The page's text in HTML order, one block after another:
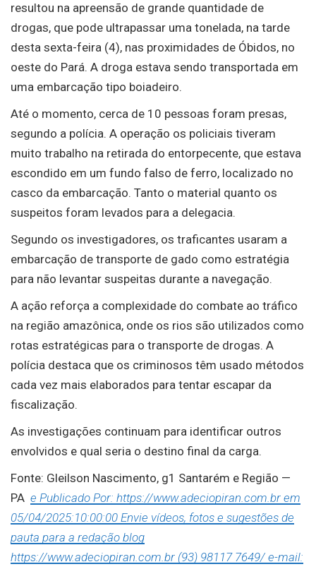
resultou na apreensão de grande quantidade de
drogas, que pode ultrapassar uma tonelada, na tarde
desta sexta-feira (4), nas proximidades de Óbidos, no
oeste do Pará. A droga estava sendo transportada em
uma embarcação tipo boiadeiro.
Até o momento, cerca de 10 pessoas foram presas,
segundo a polícia. A operação os policiais tiveram
muito trabalho na retirada do entorpecente, que estava
escondido em um fundo falso de ferro, localizado no
casco da embarcação. Tanto o material quanto os
suspeitos foram levados para a delegacia.
Segundo os investigadores, os traficantes usaram a
embarcação de transporte de gado como estratégia
para não levantar suspeitas durante a navegação.
A ação reforça a complexidade do combate ao tráfico
na região amazônica, onde os rios são utilizados como
rotas estratégicas para o transporte de drogas. A
polícia destaca que os criminosos têm usado métodos
cada vez mais elaborados para tentar escapar da
fiscalização.
As investigações continuam para identificar outros
envolvidos e qual seria o destino final da carga.
Fonte: Gleilson Nascimento, g1 Santarém e Região —
PA e Publicado Por: https://www.adeciopiran.com.br em
05/04/2025:10:00:00 Envie vídeos, fotos e sugestões de
pauta para a redação blog
https://www.adeciopiran.com.br (93) 98117 7649/ e-mail: